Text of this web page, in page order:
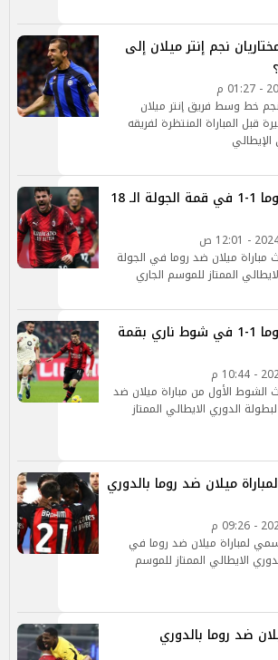
نجم إنتر ميلان إلى
خط وسط فريق إنتر ميلان
قبل المباراة المنتظرة لفريقه
الإيطالي
تعادل ميلان ضد روما 1-1 في قمة الجولة الـ 18
مباراة ميلان ضد روما في الجولة
تعادل ميلان ضد روما 1-1 في شوط ناري بقمة
الشوط الأول من مباراة ميلان ضد
روما في الجولة الـ 18 لبطولة الدوري الايطالي الممتاز
ميلان ضد روما بالدوري
لمباراة ميلان ضد روما في
لبطولة الدوري الايطالي الممتاز للموسم
ضد روما بالدوري